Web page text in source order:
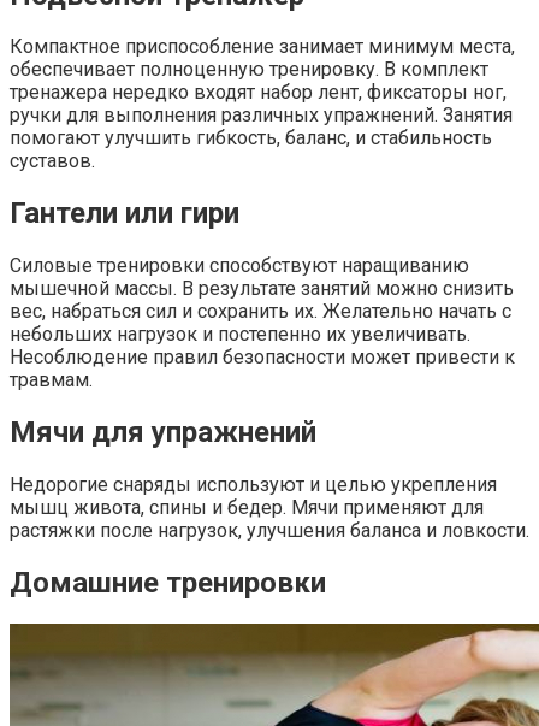
Компактное приспособление занимает минимум места,
обеспечивает полноценную тренировку. В комплект
тренажера нередко входят набор лент, фиксаторы ног,
ручки для выполнения различных упражнений. Занятия
помогают улучшить гибкость, баланс, и стабильность
суставов.
Гантели или гири
Силовые тренировки способствуют наращиванию
мышечной массы. В результате занятий можно снизить
вес, набраться сил и сохранить их. Желательно начать с
небольших нагрузок и постепенно их увеличивать.
Несоблюдение правил безопасности может привести к
травмам.
Мячи для упражнений
Недорогие снаряды используют и целью укрепления
мышц живота, спины и бедер. Мячи применяют для
растяжки после нагрузок, улучшения баланса и ловкости.
Домашние тренировки